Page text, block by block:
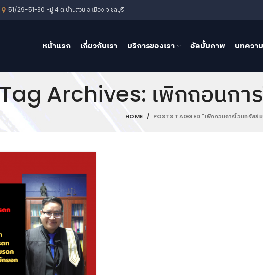
51/29-51-30 หมู่ 4 ต.บ้านสวน อ.เมือง จ.ชลบุรี
หน้าแรก เกี่ยวกับเรา บริการของเรา อัลบั้มภาพ บทควา
Tag Archives: เพิกถอนกา
HOME POSTS TAGGED "เพิกถอนการโอนทรัพย์